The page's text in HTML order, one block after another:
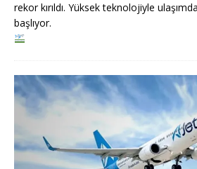
rekor kırıldı. Yüksek teknolojiyle
başlıyor.